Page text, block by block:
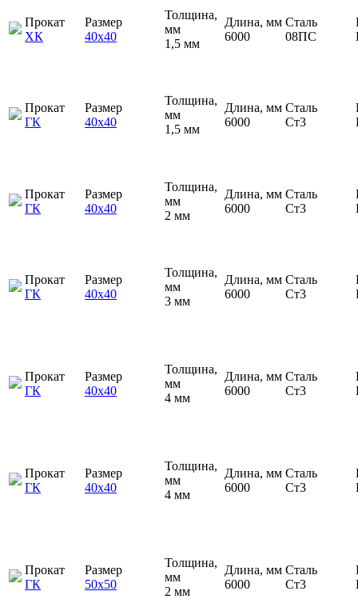
Прокат
ХК
Размер
40х40
Толщина,
мм
1,5 мм
Длина, мм
6000
Сталь
08ПС
Прокат
ГК
Размер
40х40
Толщина,
мм
1,5 мм
Длина, мм
6000
Сталь
Ст3
Прокат
ГК
Размер
40х40
Толщина,
мм
2 мм
Длина, мм
6000
Сталь
Ст3
Прокат
ГК
Размер
40х40
Толщина,
мм
3 мм
Длина, мм
6000
Сталь
Ст3
Прокат
ГК
Размер
40х40
Толщина,
мм
4 мм
Длина, мм
6000
Сталь
Ст3
Прокат
ГК
Размер
40х40
Толщина,
мм
4 мм
Длина, мм
6000
Сталь
Ст3
Прокат
ГК
Размер
50х50
Толщина,
мм
2 мм
Длина, мм
6000
Сталь
Ст3